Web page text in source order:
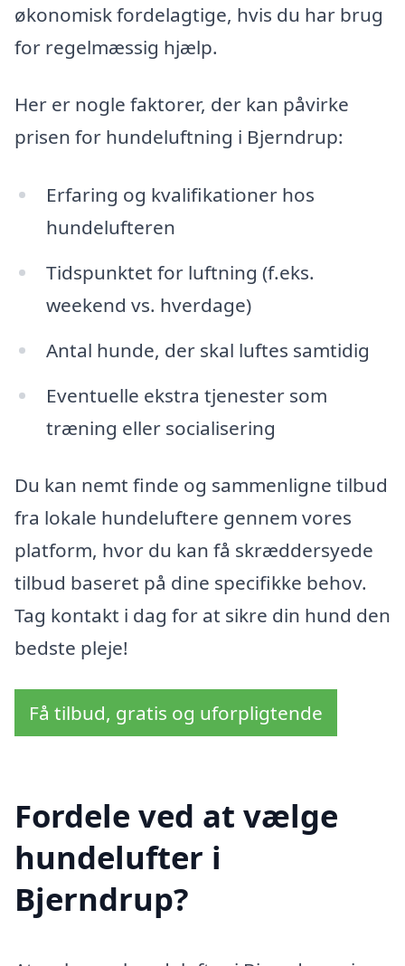
økonomisk fordelagtige, hvis du har brug
for regelmæssig hjælp.
Her er nogle faktorer, der kan påvirke
prisen for hundeluftning i Bjerndrup:
Erfaring og kvalifikationer hos
hundelufteren
Tidspunktet for luftning (f.eks.
weekend vs. hverdage)
Antal hunde, der skal luftes samtidig
Eventuelle ekstra tjenester som
træning eller socialisering
Du kan nemt finde og sammenligne tilbud
fra lokale hundeluftere gennem vores
platform, hvor du kan få skræddersyede
tilbud baseret på dine specifikke behov.
Tag kontakt i dag for at sikre din hund den
bedste pleje!
Få tilbud, gratis og uforpligtende
Fordele ved at vælge
hundelufter i
Bjerndrup?